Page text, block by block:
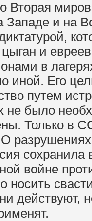
Вторая
Западе и на
и
в
иной. Его
путем
не было
Только в
разрушениях
сохранила
войне
носить
действуют,